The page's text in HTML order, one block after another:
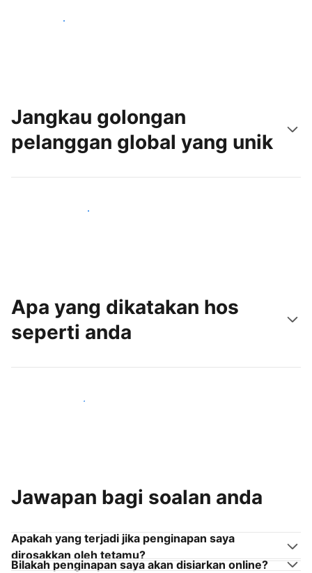
Mulakan hari ini
Jangkau golongan
pelanggan global yang unik
Tarik tetamu baru hari ini
Apa yang dikatakan hos
seperti anda
Sertai hos seperti anda
Jawapan bagi soalan anda
Apakah yang terjadi jika penginapan saya
dirosakkan oleh tetamu?
Bilakah penginapan saya akan disiarkan online?